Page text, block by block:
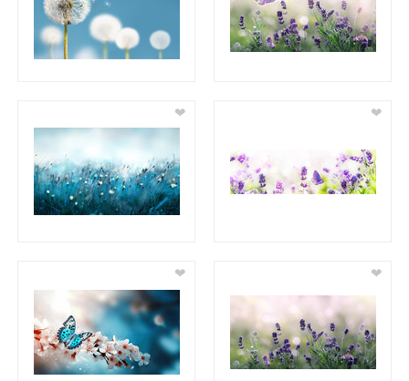
❤ ❤
❤ ❤